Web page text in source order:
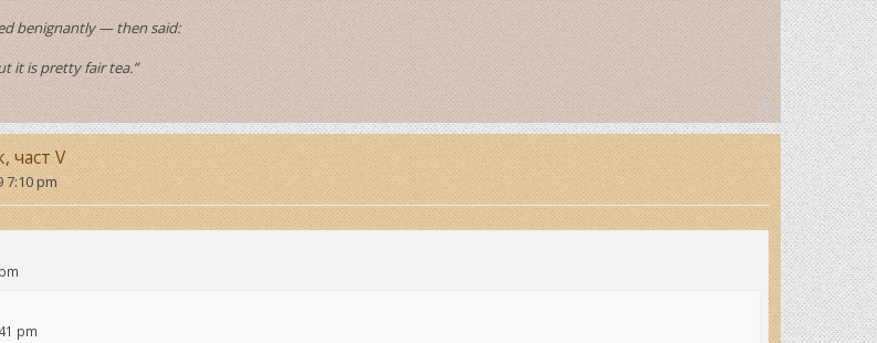
benignantly — then said:
it is pretty fair tea.”
T
o
p
част V
7:10 pm
pm